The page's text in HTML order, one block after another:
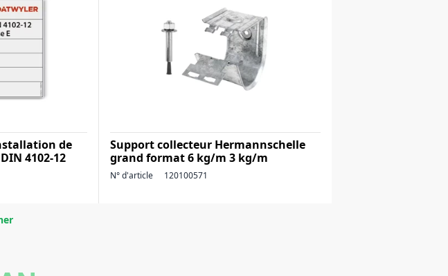
de
4102-12
Support collecteur Hermannschelle
grand format 6 kg/m 3 kg/m
N° d'article 120100571